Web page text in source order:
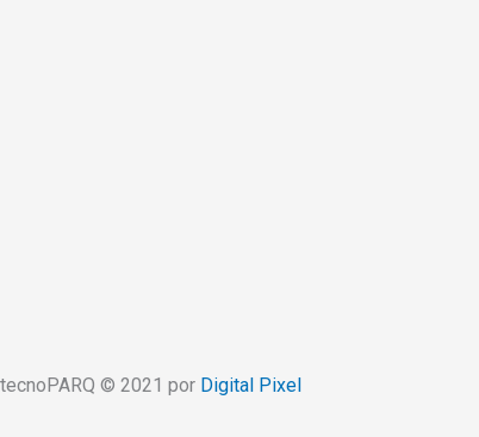
tecnoPARQ © 2021 por Digital Pixel